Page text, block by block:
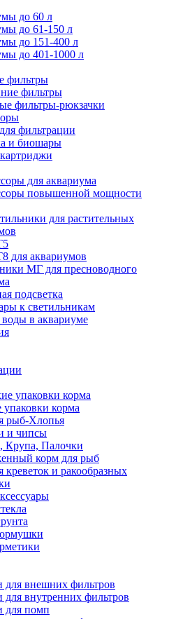
до 60 л
до 61-150 л
до 151-400 л
до 401-1000 л
фильтры
фильтры
фильтры-рюкзачки
фильтрации
и биошары
для аквариума
повышенной мощности
для растительных
для аквариумов
МГ для пресноводного
подсветка
к светильникам
в аквариуме
упаковки корма
корма
рыб-Хлопья
и чипсы
Крупа, Палочки
корм для рыб
креветок и ракообразных
для внешних фильтров
для внутренних фильтров
для помп